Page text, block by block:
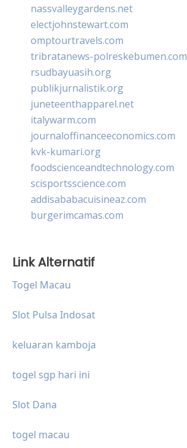
nassvalleygardens.net
electjohnstewart.com
omptourtravels.com
tribratanews-polreskebumen.com
rsudbayuasih.org
publikjurnalistik.org
juneteenthapparel.net
italywarm.com
journaloffinanceeconomics.com
kvk-kumari.org
foodscienceandtechnology.com
scisportsscience.com
addisababacuisineaz.com
burgerimcamas.com
Link Alternatif
Togel Macau
Slot Pulsa Indosat
keluaran kamboja
togel sgp hari ini
Slot Dana
togel macau